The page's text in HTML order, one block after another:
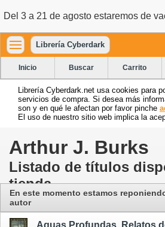
Del 3 a 21 de agosto estaremos de
Librería Cyberdark
Inicio Buscar Carrito
Librería Cyberdark.net usa cookies para
servicios de compra. Si desea más
son y en qué le afectan por favor pinche
El uso de nuestro sitio web implica la
Arthur J. Burks
Listado de títulos
tienda
En este momento estamos
autor